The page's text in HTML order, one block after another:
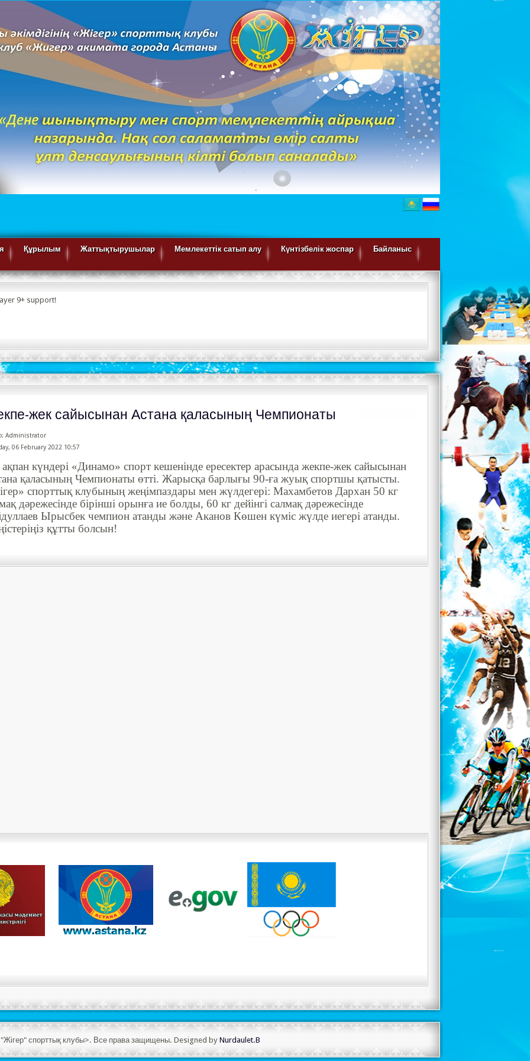
Құрылым Жаттықтырушылар Мемлекеттік сатып алу Күнтізбелік жоспар Байланыс
9+ support!
жек сайысынан Астана қаласының Чемпионаты
Administrator
06 February 2022 10:57
күндері «Динамо» спорт кешенінде ересектер арасында жекпе-жек сайысынан
қаласының Чемпионаты өтті. Жарысқа барлығы 90-ға жуық спортшы қатысты.
спорттық клубының жеңімпаздары мен жүлдегері: Махамбетов Дархан 50 кг
дәрежесінде бірінші орынға ие болды, 60 кг дейінгі салмақ дәрежесінде
Ырысбек чемпион атанды және Аканов Көшен күміс жүлде иегері атанды.
құтты болсын!
"Жігер" спорттық клубы>. Все права защищены. Designed by Nurdaulet.B